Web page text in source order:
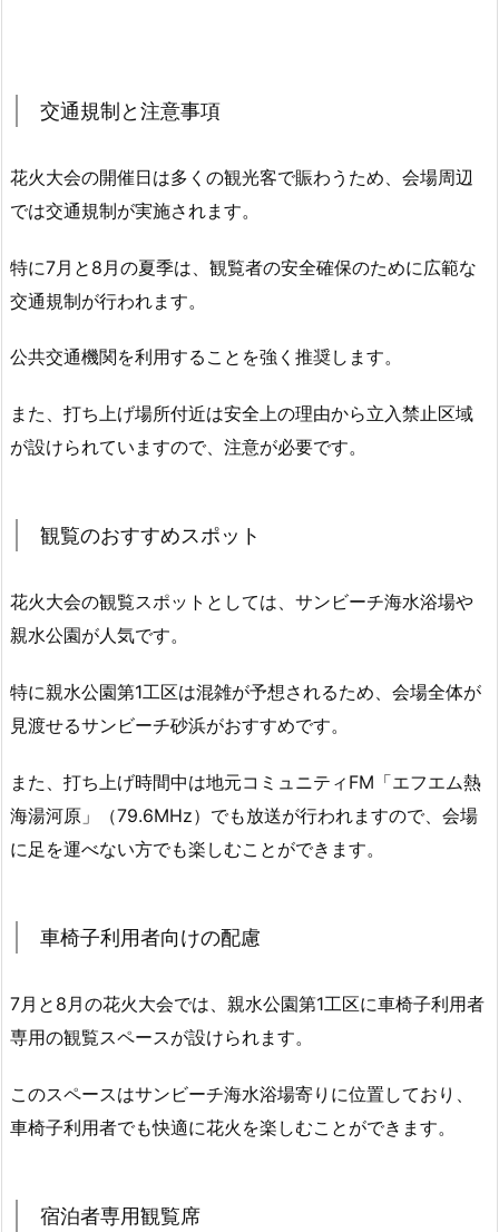
交通規制と注意事項
花火大会の開催日は多くの観光客で賑わうため、会場周辺
では交通規制が実施されます。
特に7月と8月の夏季は、観覧者の安全確保のために広範な
交通規制が行われます。
公共交通機関を利用することを強く推奨します。
また、打ち上げ場所付近は安全上の理由から立入禁止区域
が設けられていますので、注意が必要です。
観覧のおすすめスポット
花火大会の観覧スポットとしては、サンビーチ海水浴場や
親水公園が人気です。
特に親水公園第1工区は混雑が予想されるため、会場全体が
見渡せるサンビーチ砂浜がおすすめです。
また、打ち上げ時間中は地元コミュニティFM「エフエム熱
海湯河原」（79.6MHz）でも放送が行われますので、会場
に足を運べない方でも楽しむことができます。
車椅子利用者向けの配慮
7月と8月の花火大会では、親水公園第1工区に車椅子利用者
専用の観覧スペースが設けられます。
このスペースはサンビーチ海水浴場寄りに位置しており、
車椅子利用者でも快適に花火を楽しむことができます。
宿泊者専用観覧席